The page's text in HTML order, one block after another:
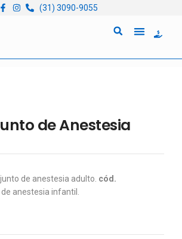
(31) 3090-9055
de Anestesia
de anestesia adulto. cód.
anestesia infantil.